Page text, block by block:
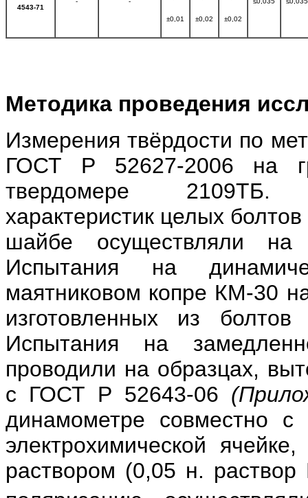
4543-71
±0,01 ±0,02 ±0,02
Методика проведения
Измерения твёрдости по
ГОСТ Р 52627-2006 на
твердомере 2109ТБ.
характеристик целых
шайбе осуществляли на
Испытания на
маятниковом копре КМ-30
изготовленных из
Испытания на
проводили на образцах,
с ГОСТ Р 52643-06
динамометре совместно с
электрохимической
раствором (0,05 н. раствор